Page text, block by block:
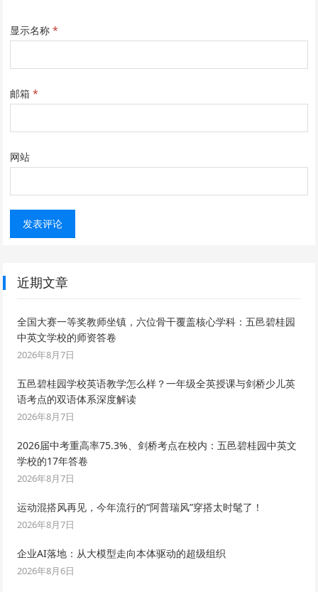
显示名称*
邮箱*
网站
近期文章
全国大赛一等奖教师坐镇，六位骨干覆盖核心学科：五邑碧桂园
中英文学校的师资答卷
2026年8月7日
五邑碧桂园学校英语教学怎么样？一年级全英授课与剑桥少儿英
语考点的双语体系深度解读
2026年8月7日
2026届中考重高率75.3%、剑桥考点在校内：五邑碧桂园中英文
学校的17年答卷
2026年8月7日
运动混搭风再见，今年流行的“阿普瑞风”穿搭太时髦了！
2026年8月7日
企业AI落地：从大模型走向本体驱动的超级组织
2026年8月6日